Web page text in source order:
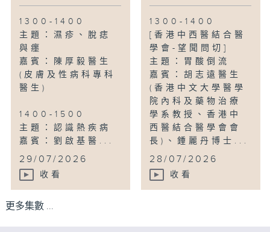
1300-1400
主題：濕疹、脫痣
與癦
嘉賓：陳厚毅醫生
(皮膚及性病科專科
醫生)
1400-1500
主題：認識熱疾病
嘉賓：劉啟基醫...
29/07/2026
收看
1300-1400
[香港中西醫結合醫
學會-望聞問切]
主題：胃酸倒流
嘉賓：胡志遠醫生
(香港中文大學醫學
院內科及藥物治療
學系教授、香港中
西醫結合醫學會會
長)、鍾麗丹博士...
28/07/2026
收看
更多集數 ...